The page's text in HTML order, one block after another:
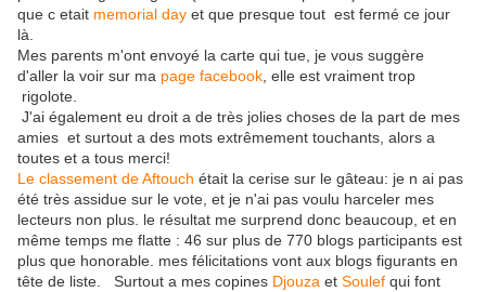
que c etait memorial day et que presque tout est fermé ce jour
là.
Mes parents m'ont envoyé la carte qui tue, je vous suggère
d'aller la voir sur ma page facebook , elle est vraiment trop
rigolote.
J'ai également eu droit a de très jolies choses de la part de mes
amies et surtout a des mots extrêmement touchants, alors a
toutes et a tous merci!
Le classement deAftouch était la cerise sur le gâteau: je n ai pas
été très assidue sur le vote, et je n'ai pas voulu harceler mes
lecteurs non plus. le résultat me surprend donc beaucoup, et en
même temps me flatte : 46 sur plus de 770 blogs participants est
plus que honorable. mes félicitations vont aux blogs figurants en
tête de liste. Surtout a mes copines Djouza et Soulef qui font